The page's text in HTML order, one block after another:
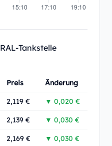
Tankstelle
Preis Änderung
2,119 € ▼ 0,020 €
2,139 € ▼ 0,030 €
2,169 € ▼ 0,030 €